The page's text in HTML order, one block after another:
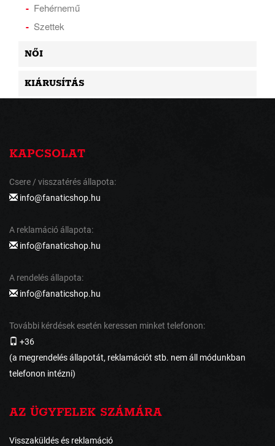
Fehérnemű
Szettek
NŐI
KIÁRUSÍTÁS
KAPCSOLAT
Csere / visszatérés állapota:
info@fanaticshop.hu
A reklamáció állapota:
info@fanaticshop.hu
A rendelés állapota:
info@fanaticshop.hu
További kérdések esetén keressen minket telefonon:
+36
(a megrendelés állapotát, reklamációt stb. nem áll módunkban
telefonon intézni)
AZ ÜGYFELEK SZÁMÁRA
Visszaküldés és reklamáció